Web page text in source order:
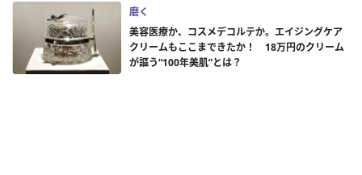
磨く
美容医療か、コスメデコルテか。エイジングケア
クリームもここまできたか！ 18万円のクリーム
が謳う“100年美肌”とは？